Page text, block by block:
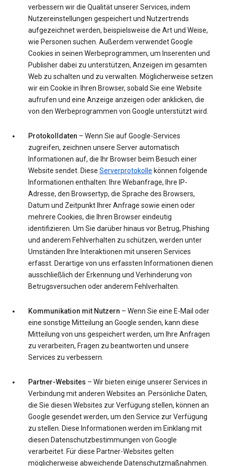
verbessern wir die Qualität unserer Services, indem
Nutzereinstellungen gespeichert und Nutzertrends
aufgezeichnet werden, beispielsweise die Art und Weise,
wie Personen suchen. Außerdem verwendet Google
Cookies in seinen Werbeprogrammen, um Inserenten und
Publisher dabei zu unterstützen, Anzeigen im gesamten
Web zu schalten und zu verwalten. Möglicherweise setzen
wir ein Cookie in Ihren Browser, sobald Sie eine Website
aufrufen und eine Anzeige anzeigen oder anklicken, die
von den Werbeprogrammen von Google unterstützt wird.
Protokolldaten – Wenn Sie auf Google-Services
zugreifen, zeichnen unsere Server automatisch
Informationen auf, die Ihr Browser beim Besuch einer
Website sendet. Diese Serverprotokolle können folgende
Informationen enthalten: Ihre Webanfrage, Ihre IP-
Adresse, den Browsertyp, die Sprache des Browsers,
Datum und Zeitpunkt Ihrer Anfrage sowie einen oder
mehrere Cookies, die Ihren Browser eindeutig
identifizieren. Um Sie darüber hinaus vor Betrug, Phishing
und anderem Fehlverhalten zu schützen, werden unter
Umständen Ihre Interaktionen mit unseren Services
erfasst. Derartige von uns erfassten Informationen dienen
ausschließlich der Erkennung und Verhinderung von
Betrugsversuchen oder anderem Fehlverhalten.
Kommunikation mit Nutzern – Wenn Sie eine E-Mail oder
eine sonstige Mitteilung an Google senden, kann diese
Mitteilung von uns gespeichert werden, um Ihre Anfragen
zu verarbeiten, Fragen zu beantworten und unsere
Services zu verbessern.
Partner-Websites – Wir bieten einige unserer Services in
Verbindung mit anderen Websites an. Persönliche Daten,
die Sie diesen Websites zur Verfügung stellen, können an
Google gesendet werden, um den Service zur Verfügung
zu stellen. Diese Informationen werden im Einklang mit
diesen Datenschutzbestimmungen von Google
verarbeitet. Für diese Partner-Websites gelten
möglicherweise abweichende Datenschutzmaßnahmen.